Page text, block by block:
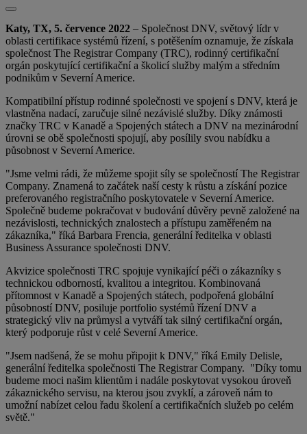
Katy, TX, 5. července 2022 – Společnost DNV, světový lídr v
oblasti certifikace systémů řízení, s potěšením oznamuje, že získala
společnost The Registrar Company (TRC), rodinný certifikační
orgán poskytující certifikační a školicí služby malým a středním
podnikům v Severní Americe.
Kompatibilní přístup rodinné společnosti ve spojení s DNV, která je
vlastněna nadací, zaručuje silné nezávislé služby. Díky známosti
značky TRC v Kanadě a Spojených státech a DNV na mezinárodní
úrovni se obě společnosti spojují, aby posílily svou nabídku a
působnost v Severní Americe.
"Jsme velmi rádi, že můžeme spojit síly se společností The Registrar
Company. Znamená to začátek naší cesty k růstu a získání pozice
preferovaného registračního poskytovatele v Severní Americe.
Společně budeme pokračovat v budování důvěry pevně založené na
nezávislosti, technických znalostech a přístupu zaměřeném na
zákazníka," říká Barbara Frencia, generální ředitelka v oblasti
Business Assurance společnosti DNV.
Akvizice společnosti TRC spojuje vynikající péči o zákazníky s
technickou odborností, kvalitou a integritou. Kombinovaná
přítomnost v Kanadě a Spojených státech, podpořená globální
působností DNV, posiluje portfolio systémů řízení DNV a
strategický vliv na průmysl a vytváří tak silný certifikační orgán,
který podporuje růst v celé Severní Americe.
"Jsem nadšená, že se mohu připojit k DNV," říká Emily Delisle,
generální ředitelka společnosti The Registrar Company. "Díky tomu
budeme moci našim klientům i nadále poskytovat vysokou úroveň
zákaznického servisu, na kterou jsou zvyklí, a zároveň nám to
umožní nabízet celou řadu školení a certifikačních služeb po celém
světě."